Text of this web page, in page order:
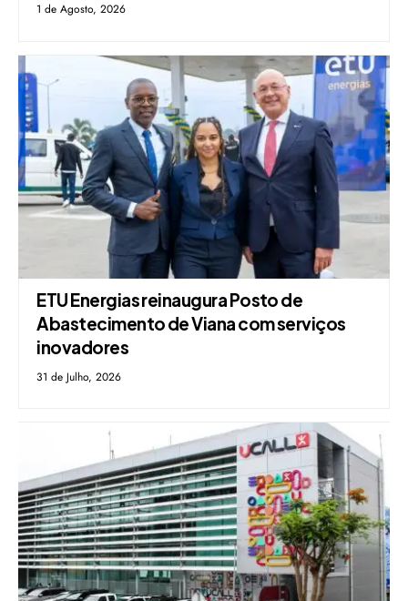
1 de Agosto, 2026
ETU Energias reinaugura Posto de
Abastecimento de Viana com serviços
inovadores
31 de Julho, 2026